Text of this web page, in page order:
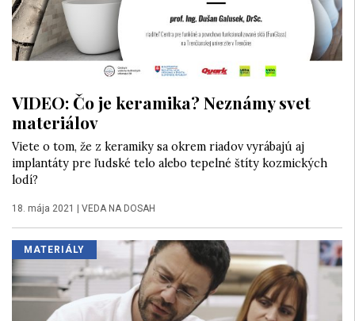
VIDEO: Čo je keramika? Neznámy svet
materiálov
Viete o tom, že z keramiky sa okrem riadov vyrábajú aj
implantáty pre ľudské telo alebo tepelné štíty kozmických
lodí?
18. mája 2021 | VEDA NA DOSAH
MATERIÁLY